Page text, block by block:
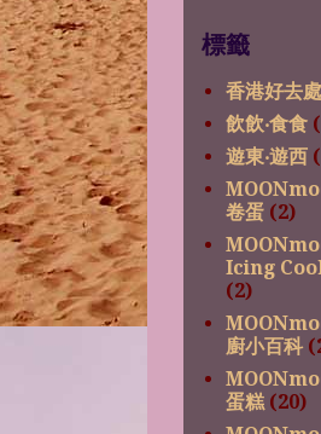
標籤
香港好去處
飲飲‧食食
遊東‧遊西
卷蛋 (2)
Icing
(2)
廚小百科
蛋糕 (20)